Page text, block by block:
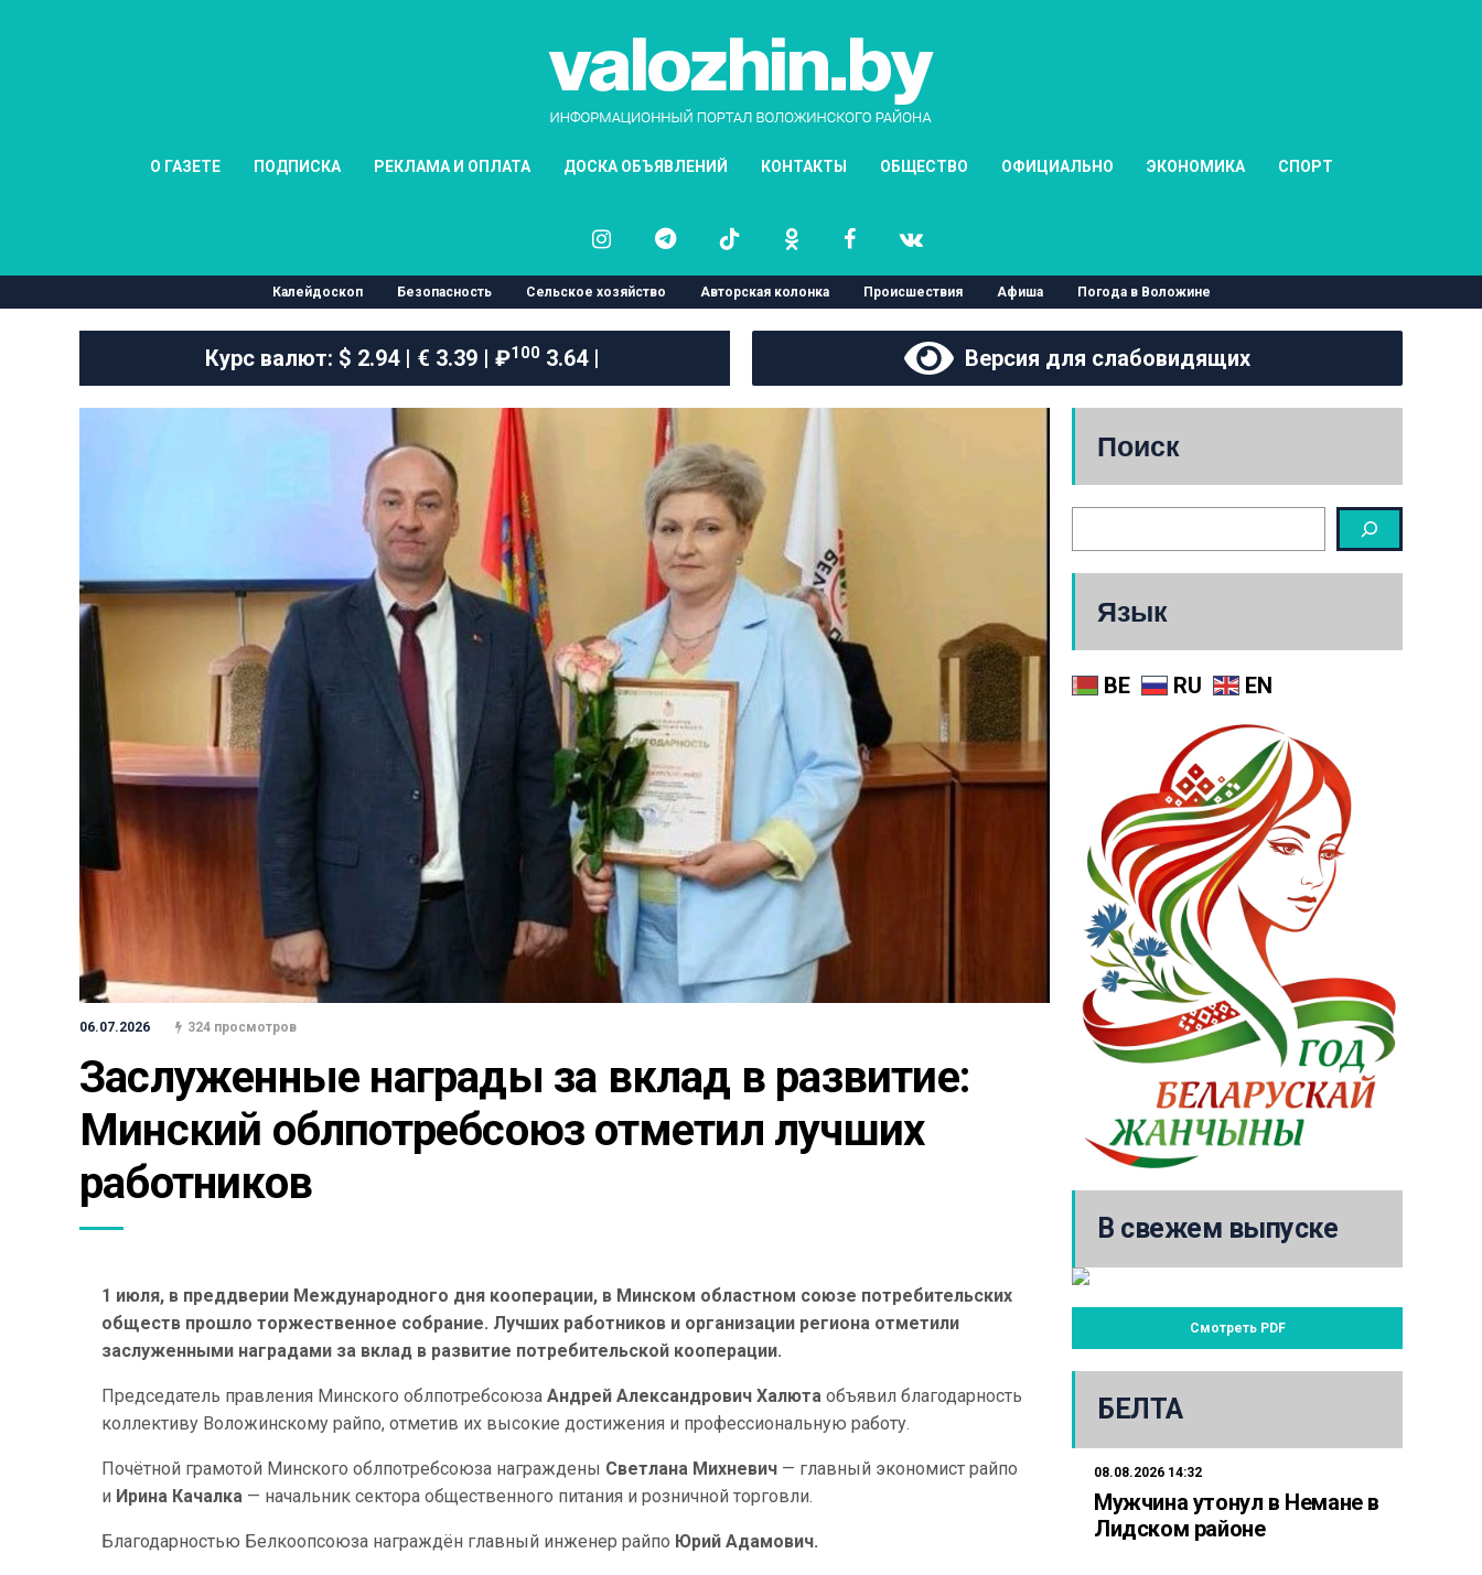
О ГАЗЕТЕ ПОДПИСКА РЕКЛАМА И ОПЛАТА ДОСКА ОБЪЯВЛЕНИЙ КОНТАКТЫ ОБЩЕСТВО ОФИЦИАЛЬНО ЭКОНОМИКА СПОРТ
Калейдоскоп Безопасность Сельское хозяйство Авторская колонка Происшествия Афиша Погода в Воложине
Курс валют: $ 2.94 | € 3.39 | ₽1003.64 | Версия для слабовидящих
06.07.2026 324 просмотров
Заслуженные награды за вклад в развитие:
Минский облпотребсоюз отметил лучших
работников
1 июля, в преддверии Международного дня кооперации, в Минском областном союзе потребительских
обществ прошло торжественное собрание. Лучших работников и организации региона отметили
заслуженными наградами за вклад в развитие потребительской кооперации.
Председатель правления Минского облпотребсоюза Андрей Александрович Халюта объявил благодарность
коллективу Воложинскому райпо, отметив их высокие достижения и профессиональную работу.
Почётной грамотой Минского облпотребсоюза награждены Светлана Михневич — главный экономист райпо
и Ирина Качалка — начальник сектора общественного питания и розничной торговли.
Благодарностью Белкоопсоюза награждён главный инженер райпо Юрий Адамович.
Поиск
Язык
BE RU EN
В свежем выпуске
Смотреть PDF
БЕЛТА
08.08.2026 14:32
Мужчина утонул в Немане в
Лидском районе